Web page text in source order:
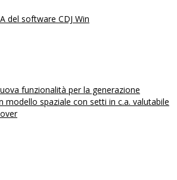
del software CDJ Win
funzionalità per la generazione
modello spaziale con setti in c.a. valutabile